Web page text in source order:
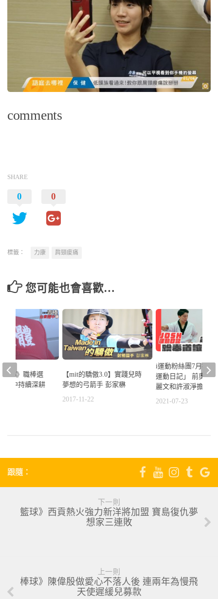
comments
SHARE
0 0
標籤： 力康 肩頸痠痛
您可能也會喜歡…
【mit的驕傲3.0】實踐兒時
夢想的弓箭手 彭家楙
2017-11-22
i運動粉絲團7月推出
運動日記」 前奧運
麗文和許淑淨擔任
2021-07-23
車#3》職棒選
體中持續深耕
跟隨：
下一則
籃球》西貢熱火強力新洋將加盟 寶島復仇夢
想家三連敗
上一則
棒球》陳偉殷做愛心不落人後 連兩年為慢飛
天使遲緩兒募款